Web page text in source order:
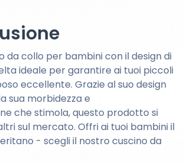
da collo per bambini con il design di
ideale per garantire ai tuoi piccoli
eccellente. Grazie al suo design
sua morbidezza e
che stimola, questo prodotto si
sul mercato. Offri ai tuoi bambini il
- scegli il nostro cuscino da